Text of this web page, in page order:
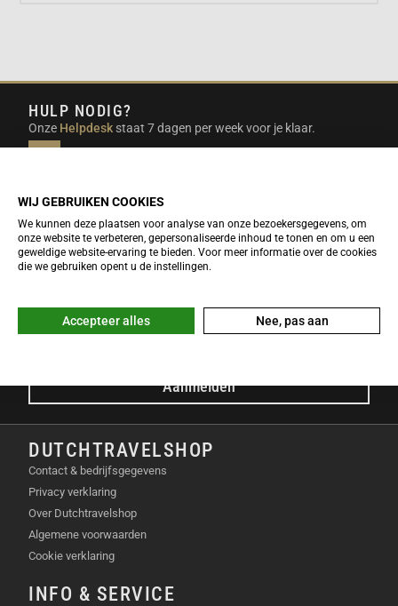
HULP NODIG?
Onze Helpdesk staat 7 dagen per week voor je klaar.
beantwoorden.
NIEUWSBRIEF
Meld je nu gratis aan voor de DTS-Nieuwsbrief en ontvang het
E-mailadres
Aanmelden
DUTCHTRAVELSHOP
Contact & bedrijfsgegevens
Privacy verklaring
Over Dutchtravelshop
Algemene voorwaarden
Cookie verklaring
INFO & SERVICE
WIJ GEBRUIKEN COOKIES
We kunnen deze plaatsen voor analyse van onze bezoekersgegevens, om
onze website te verbeteren, gepersonaliseerde inhoud te tonen en om u een
geweldige website-ervaring te bieden. Voor meer informatie over de cookies
die we gebruiken opent u de instellingen.
Accepteer alles Nee, pas aan